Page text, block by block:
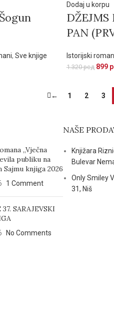
, Sve knjige
Dodaj u korpu
PAN
Istorijski
1.320рсд 899
← 1 2 3
„Vječna
publiku na
Sajmu knjiga 2026
1 Comment
37. SARAJEVSKI
No Comments
NAŠE
Knjižara
Bulevar
Only Smiley
31, Niš